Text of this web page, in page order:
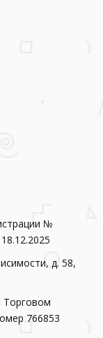
№
д. 58,
Торговом
766853